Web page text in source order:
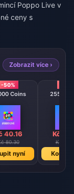
Poppo Live v
ceny s
Zobrazit více ›
-50%
Coins
40.16
80.30
nyní
25500
Kč
Kč
Koupit